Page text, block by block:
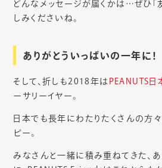
どんなメッセージが届くかは…ぜひ「
しみくださいね。
ありがとういっぱいの一年に！
そして、折しも2018年は PEANUTS
ーサリーイヤー。
日本でも長年にわたりたくさんの方
ピー。
みなさんと一緒に積み重ねてきた、